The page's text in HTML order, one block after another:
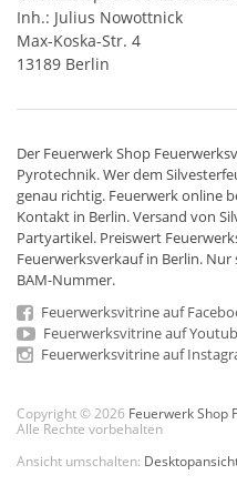
Inh.: Julius Nowottnick
Max-Koska-Str. 4
13189 Berlin
Der Feuerwerk Shop
Pyrotechnik. Wer dem
genau richtig. Feuerwerk online
Kontakt in Berlin. Versand von
Partyartikel. Preiswert
Feuerwerksverkauf in Berlin.
BAM-Nummer.
Feuerwerksvitrine auf
Feuerwerksvitrine auf
Feuerwerksvitrine auf
Copyright © 2026 Feuerwerk Shop
Alle Rechte vorbehalten
Ansicht umschalten: